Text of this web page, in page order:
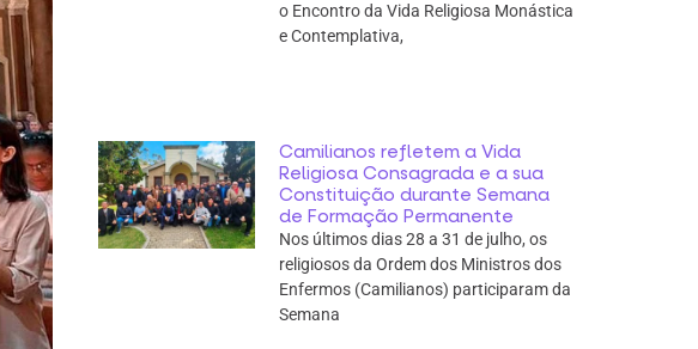
o Encontro da Vida Religiosa Monástica
e Contemplativa,
Camilianos refletem a Vida
Religiosa Consagrada e a sua
Constituição durante Semana
de Formação Permanente
Nos últimos dias 28 a 31 de julho, os
religiosos da Ordem dos Ministros dos
Enfermos (Camilianos) participaram da
Semana